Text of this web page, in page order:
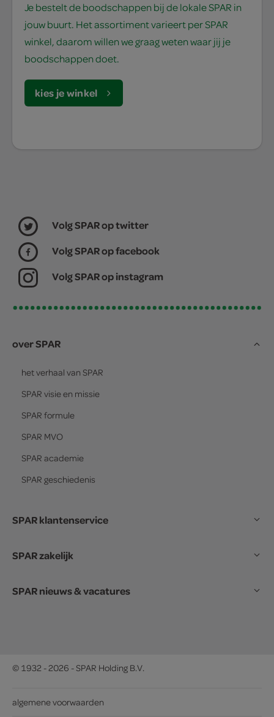
Je bestelt de boodschappen bij de lokale SPAR in
jouw buurt. Het assortiment varieert per SPAR
winkel, daarom willen we graag weten waar jij je
boodschappen doet.
kies je winkel
Volg SPAR op twitter
Volg SPAR op facebook
Volg SPAR op instagram
over SPAR
het verhaal van SPAR
SPAR visie en missie
SPAR formule
SPAR MVO
SPAR academie
SPAR geschiedenis
SPAR klantenservice
SPAR zakelijk
SPAR nieuws & vacatures
© 1932 - 2026 - SPAR Holding B.V.
algemene voorwaarden